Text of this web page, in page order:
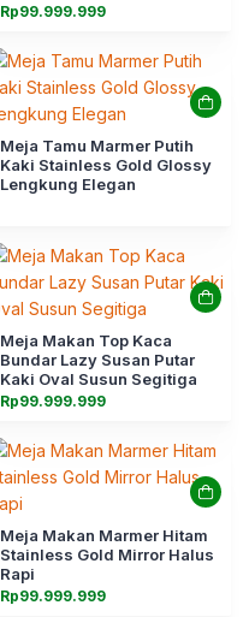
Rp99.999.999
Meja Tamu Marmer Putih
Kaki Stainless Gold Glossy
Lengkung Elegan
Meja Makan Top Kaca
Bundar Lazy Susan Putar
Kaki Oval Susun Segitiga
Rp99.999.999
Meja Makan Marmer Hitam
Stainless Gold Mirror Halus
Rapi
Rp99.999.999